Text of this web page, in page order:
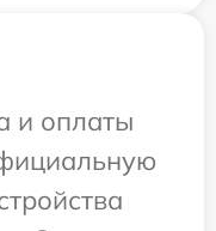
и оплаты